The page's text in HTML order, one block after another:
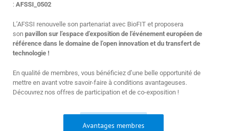
: AFSSI_0502
L’AFSSI renouvelle son partenariat avec BioFIT et proposera
son pavillon sur l’espace d’exposition de l’événement européen de
référence dans le domaine de l’open innovation et du transfert de
technologie !
En qualité de membres, vous bénéficiez d’une belle opportunité de
mettre en avant votre savoir-faire à conditions avantageuses.
Découvrez nos offres de participation et de co-exposition !
Avantages membres